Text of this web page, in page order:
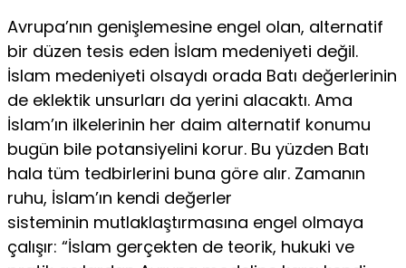
Avrupa’nın genişlemesine engel olan, alternatif
bir düzen te­sis eden İslam medeniyeti değil.
İslam medeniyeti olsaydı orada Batı değerlerinin
de eklektik unsurları da yerini alacaktı. Ama
İslam’ın ilkelerinin her daim alternatif konumu
bugün bile po­tansiyelini korur. Bu yüzden Batı
hala tüm tedbirlerini buna göre alır. Zamanın
ruhu, İslam’ın kendi değerler
sisteminin mutlaklaştırmasına engel olmaya
çalışır: “İslam gerçekten de teorik, hukuki ve